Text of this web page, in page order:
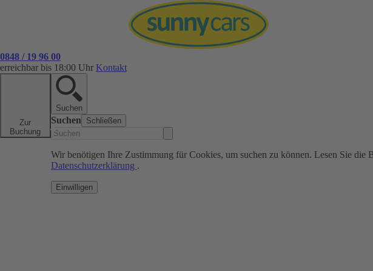
0848 / 19 96 00
erreichbar bis 18:00 Uhr Kontakt
Zur
Buchung
Suchen
Suchen Schließen
Wir benötigen Ihre Zustimmung für Cookies, um suchen zu können. Lesen Sie die
Datenschutzerklärung .
Einwilligen